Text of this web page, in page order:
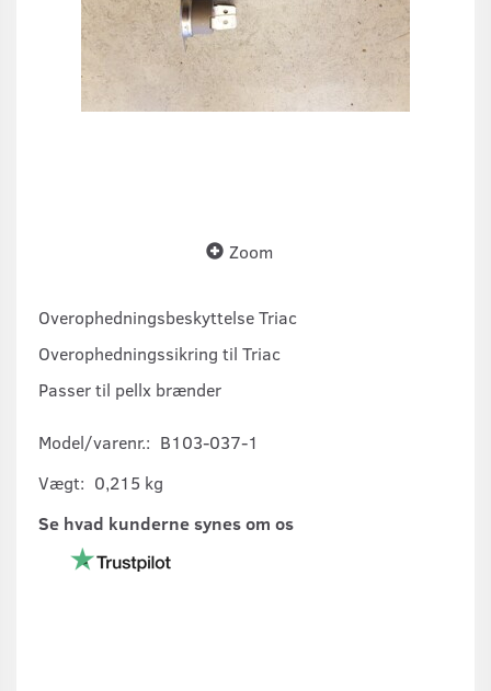
Zoom
Overophedningsbeskyttelse Triac
Overophedningssikring til Triac
Passer til pellx brænder
Model/varenr.: B103-037-1
Vægt: 0,215 kg
Se hvad kunderne synes om os